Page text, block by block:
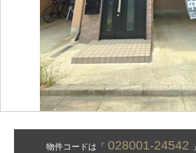
物件コードは「 028001-24542